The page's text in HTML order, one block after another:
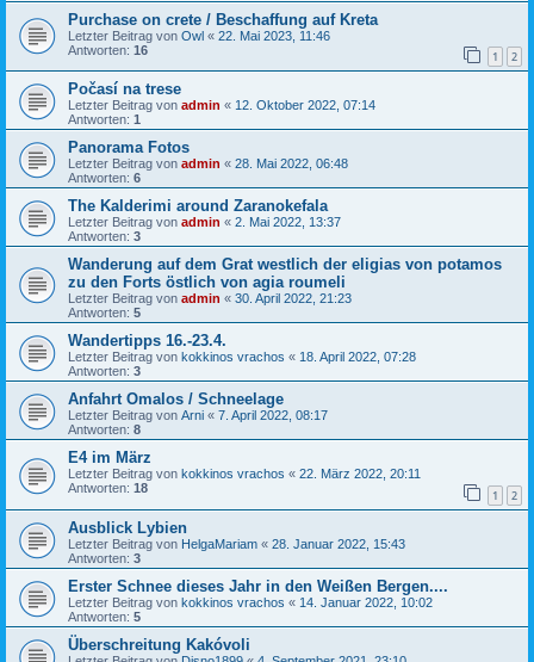
Purchase on crete / Beschaffung auf Kreta
Letzter Beitrag von Owl « 22. Mai 2023, 11:46
Antworten: 16 1 2
Počasí na trese
Letzter Beitrag von admin « 12. Oktober 2022, 07:14
Antworten: 1
Panorama Fotos
Letzter Beitrag von admin « 28. Mai 2022, 06:48
Antworten: 6
The Kalderimi around Zaranokefala
Letzter Beitrag von admin « 2. Mai 2022, 13:37
Antworten: 3
Wanderung auf dem Grat westlich der eligias von potamos
zu den Forts östlich von agia roumeli
Letzter Beitrag von admin « 30. April 2022, 21:23
Antworten: 5
Wandertipps 16.-23.4.
Letzter Beitrag von kokkinos vrachos « 18. April 2022, 07:28
Antworten: 3
Anfahrt Omalos / Schneelage
Letzter Beitrag von Arni « 7. April 2022, 08:17
Antworten: 8
E4 im März
Letzter Beitrag von kokkinos vrachos « 22. März 2022, 20:11
Antworten: 18 1 2
Ausblick Lybien
Letzter Beitrag von HelgaMariam « 28. Januar 2022, 15:43
Antworten: 3
Erster Schnee dieses Jahr in den Weißen Bergen....
Letzter Beitrag von kokkinos vrachos « 14. Januar 2022, 10:02
Antworten: 5
Überschreitung Kakóvoli